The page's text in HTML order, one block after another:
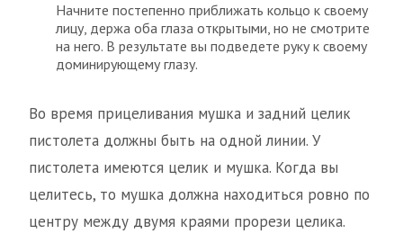
Начните постепенно приближать кольцо к своему
лицу, держа оба глаза открытыми, но не смотрите
на него. В результате вы подведете руку к своему
доминирующему глазу.
Во время прицеливания мушка и задний целик
пистолета должны быть на одной линии. У
пистолета имеются целик и мушка. Когда вы
целитесь, то мушка должна находиться ровно по
центру между двумя краями прорези целика.